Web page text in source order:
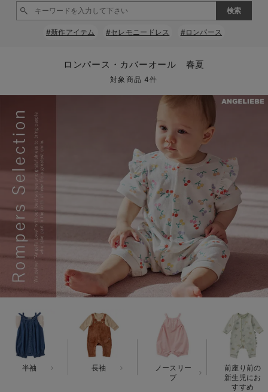
新生児服全て
ツーウェイオール・2WAYオール（新生児）
ベビー服全て
ロンパース・カバーオール
ベビー スカート
ベビートップス
ベビー アウター
ベビー セットアップ
スタイ・よだれかけ（新生児・ベビー）
ベビー帽子（新生児・乳児）
新生児スリーパー・ベビーパジャマ
ベビーシューズ・ファーストシューズ・ベビー靴下
ベビー リュック
ベビー 小物
シーズンアイテム全て
ベビー・新生児 寝具全て
ベビーベッド・布団 （ベビー・新生児）
ベビー 雑貨全て
ベビーチェア（ハイローチェア）・ベビーラック
ベビー安全グッズ
ベビーおもちゃ
メモリアルグッズ
授乳・調乳・お食事
哺乳瓶
赤ちゃん 洗剤・洗濯用品・お掃除
赤ちゃん お風呂・ベビースキンケア
おむつ関連グッズ
お出かけグッズ全て
ベビー｜季節の特集全て
猛暑からベビーを守るひんやりグッズ
ベビー 夏のお役立ちグッズ特集
【素材別】ベビーロンパース特集
袴ロンパース特集
アウトレット全て
【アウトレット】ワンピース
【アウトレット】インナー
【アウトレット】ベビー
特集全て
抗菌防臭加工
冷房対策
接触冷感素材
Tシャツブラ
ブラトップ
親子セット
快適機能ウェア特集 トップス
快適機能ウェア特集 ボトムス
快適機能ウェア特集 パジャマ
erbaviva（エルバビーバ）
安心の日本製。先輩ママが買ってよかった！本当に必要な出産準備品
ハレの日に着るANGELIEBEのセレモニー
再入荷全て
再入荷｜インナー
送料無料アイテム全て
ワンピース
スカート
パジャマ
インナー
雑貨
ベビー
ブラキャミ おまとめ
MAX55%OFF ブラック
【37周年祭セール】
【37周年祭セール】
気温差別オススメア
【15℃】3月下旬～
動きやすく着回しで
強撚スムース(コスパ
マタニティウェア
【おまとめ割】パジ
こだわりの履き心地
カジュアル
オフィス
ジャケット派
きれいめ美脚パンツ派
ツィード派
王道シンプル派
セットアップ派
出産準備応援割全て
マタニティパジャマ
【オフィスカジュア
レギンスタイプ
【フォーマル】ワン
【ベビー】長袖
ハンカチ
短肌着
セット
快適ウェア10%OFF
快適ウェア10%OFF
春のマタニティワン
セットアップ・ レイ
ジャンパースカート/
ワーク・オフィス
カジュアル
フォーマル / オケー
あったかアイテム｜
Gift Selection 出産
〜3,000円（税込）
10,001円（税込）〜
女の子におススメの
男の子におススメの
定番ギフト
もらって嬉しいギフト
かわいくておもしろ
何枚あっても嬉しい
長く使えるアイテム
お部屋映えアイテム
冬の冷え対策インナ
薄くてあったか
保温&リカバリー
レギンス・タイツ
カップ付きインナー
あったか度◎
裏起毛素材
入院準備の持ち物チ
入院してすぐ使うグ
冬のあったか特集全て
【冬のあったか特集
【冬のあったか特集
#新作アイテム #セレモニードレス #ロンパース
ロンパース・カバーオール 春夏
対象商品 4件
半袖 長袖
ノースリー
ブ
前座り前の
新生児にお
すすめ
閉じる